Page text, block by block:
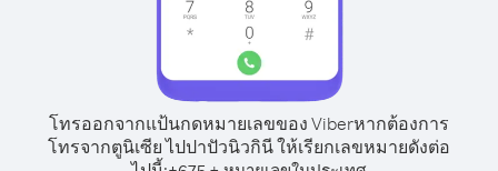
โทรออกจากแป้นกดหมายเลขของ Viberหากต้องการ
โทรจากตูนิเซีย ไปปาปัวนิวกินี ให้เรียกเลขหมายดังต่อ